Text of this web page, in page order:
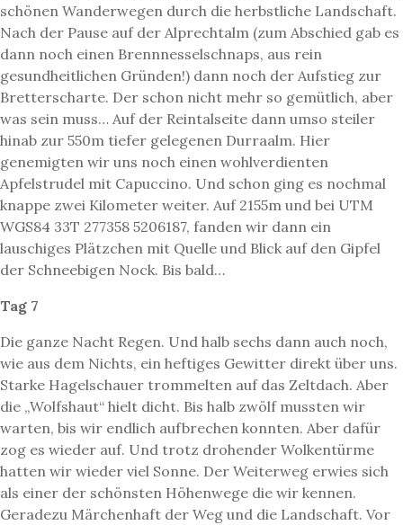
schönen Wanderwegen durch die herbstliche Landschaft.
Nach der Pause auf der Alprechtalm (zum Abschied gab es
dann noch einen Brennnesselschnaps, aus rein
gesundheitlichen Gründen!) dann noch der Aufstieg zur
Bretterscharte. Der schon nicht mehr so gemütlich, aber
was sein muss… Auf der Reintalseite dann umso steiler
hinab zur 550m tiefer gelegenen Durraalm. Hier
genemigten wir uns noch einen wohlverdienten
Apfelstrudel mit Capuccino. Und schon ging es nochmal
knappe zwei Kilometer weiter. Auf 2155m und bei UTM
WGS84 33T 277358 5206187, fanden wir dann ein
lauschiges Plätzchen mit Quelle und Blick auf den Gipfel
der Schneebigen Nock. Bis bald…
Tag 7
Die ganze Nacht Regen. Und halb sechs dann auch noch,
wie aus dem Nichts, ein heftiges Gewitter direkt über uns.
Starke Hagelschauer trommelten auf das Zeltdach. Aber
die „Wolfshaut“ hielt dicht. Bis halb zwölf mussten wir
warten, bis wir endlich aufbrechen konnten. Aber dafür
zog es wieder auf. Und trotz drohender Wolkentürme
hatten wir wieder viel Sonne. Der Weiterweg erwies sich
als einer der schönsten Höhenwege die wir kennen.
Geradezu Märchenhaft der Weg und die Landschaft. Vor